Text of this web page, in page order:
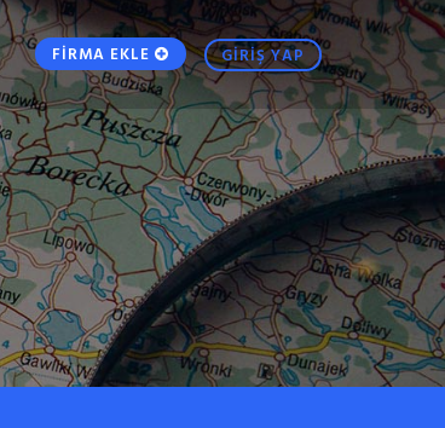
FİRMA EKLE GİRİŞ YAP